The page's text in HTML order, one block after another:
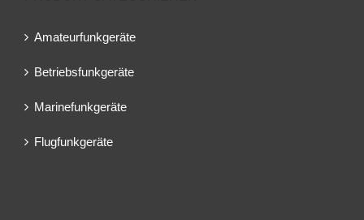
Amateurfunkgeräte
Betriebsfunkgeräte
Marinefunkgeräte
Flugfunkgeräte